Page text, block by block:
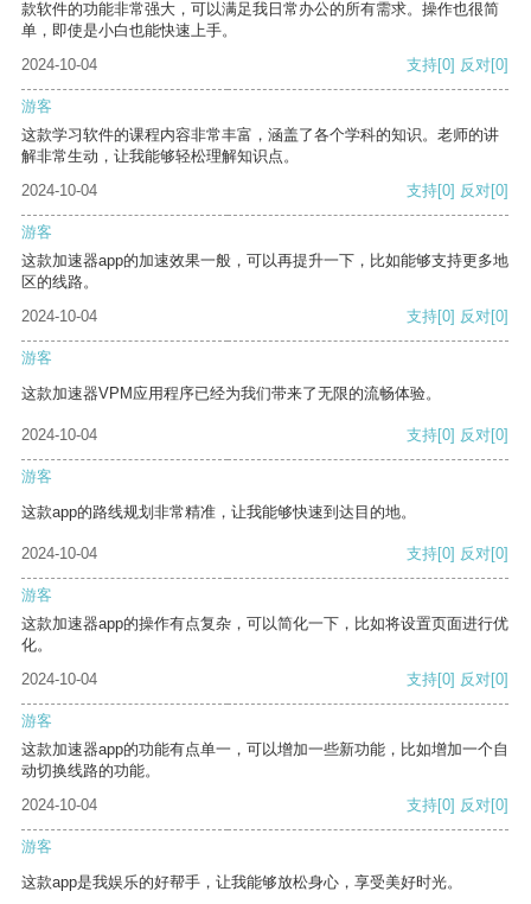
款软件的功能非常强大，可以满足我日常办公的所有需求。操作也很简
单，即使是小白也能快速上手。
2024-10-04
支持[0] 反对[0]
游客
这款学习软件的课程内容非常丰富，涵盖了各个学科的知识。老师的讲
解非常生动，让我能够轻松理解知识点。
2024-10-04
支持[0] 反对[0]
游客
这款加速器app的加速效果一般，可以再提升一下，比如能够支持更多地
区的线路。
2024-10-04
支持[0] 反对[0]
游客
这款加速器VPM应用程序已经为我们带来了无限的流畅体验。
2024-10-04 支持[0] 反对[0]
游客
这款app的路线规划非常精准，让我能够快速到达目的地。
2024-10-04 支持[0] 反对[0]
游客
这款加速器app的操作有点复杂，可以简化一下，比如将设置页面进行优
化。
2024-10-04
支持[0] 反对[0]
游客
这款加速器app的功能有点单一，可以增加一些新功能，比如增加一个自
动切换线路的功能。
2024-10-04
支持[0] 反对[0]
游客
这款app是我娱乐的好帮手，让我能够放松身心，享受美好时光。